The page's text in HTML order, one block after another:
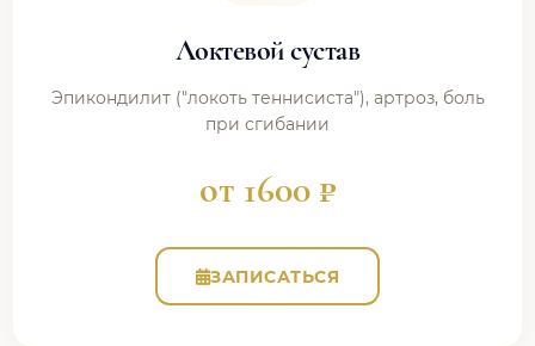
Локтевой сустав
Эпикондилит ("локоть теннисиста"), артроз, боль
при сгибании
от 1600 ₽
ЗАПИСАТЬСЯ